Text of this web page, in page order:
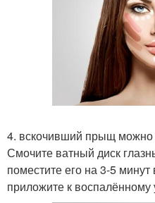
4. вскочивший прыщ можно
Смочите ватный диск
поместите его на 3-5
приложите к воспалённому